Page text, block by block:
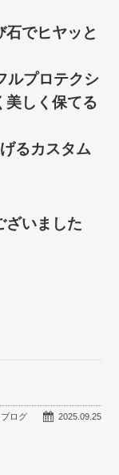
石でヒヤッと
ルプロテクシ
美しく保てる
るカスタム
ざいました
2025.09.25
ログ